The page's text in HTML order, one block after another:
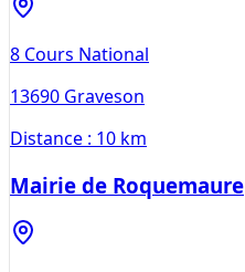
8 Cours National
13690 Graveson
Distance : 10 km
Mairie de Roquemaure